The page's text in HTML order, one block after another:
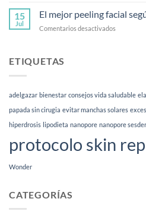
frecuentes
quality:
es
Esthetia
15
Jul
El mejor peeling facial
Comentarios desactivados
tipo
de
(2026)
ETIQUETAS
adelgazar bienestar consejos vida saludable
papada sin cirugia evitar manchas solares
hiperdrosis lipodieta nanopore nanopore
protocolo skin
Wonder
CATEGORÍAS